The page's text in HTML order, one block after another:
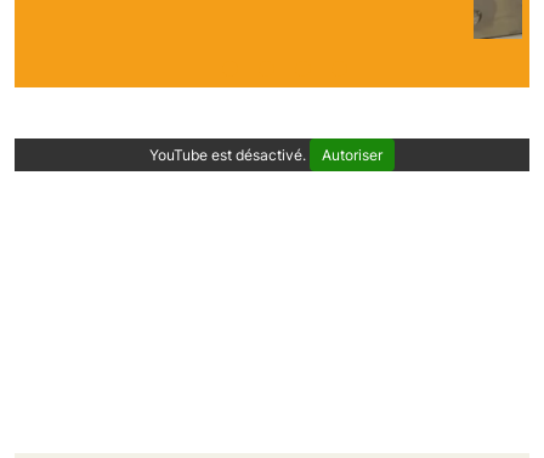
YouTube est désactivé. Autoriser